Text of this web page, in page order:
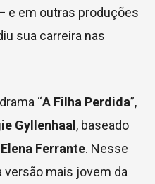
e em outras produções
sua carreira nas
“A Filha Perdida”,
Gyllenhaal , baseado
Elena Ferrante. Nesse
mais jovem da